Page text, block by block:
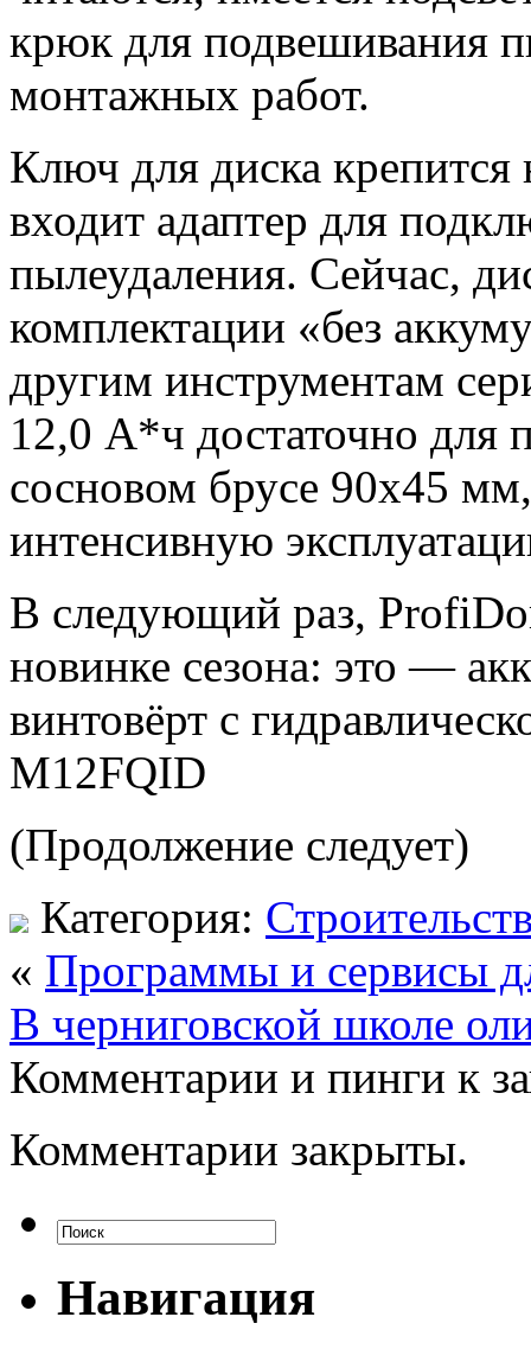
крюк для подвешивания
монтажных работ.
Ключ для диска крепится
входит адаптер для
пылеудаления. Сейчас,
комплектации «без
другим инструментам
12,0 А*ч достаточно для
сосновом брусе 90х45
интенсивную
В следующий раз,
новинке сезона: это —
винтовёрт с
M12FQID
(Продолжение следует)
Категория:
« Программы и сервисы
В черниговской школе
Комментарии и пинги к
Комментарии закрыты.
Навигация